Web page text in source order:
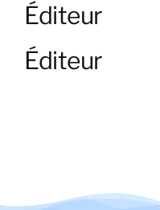
Éditeur
Éditeur